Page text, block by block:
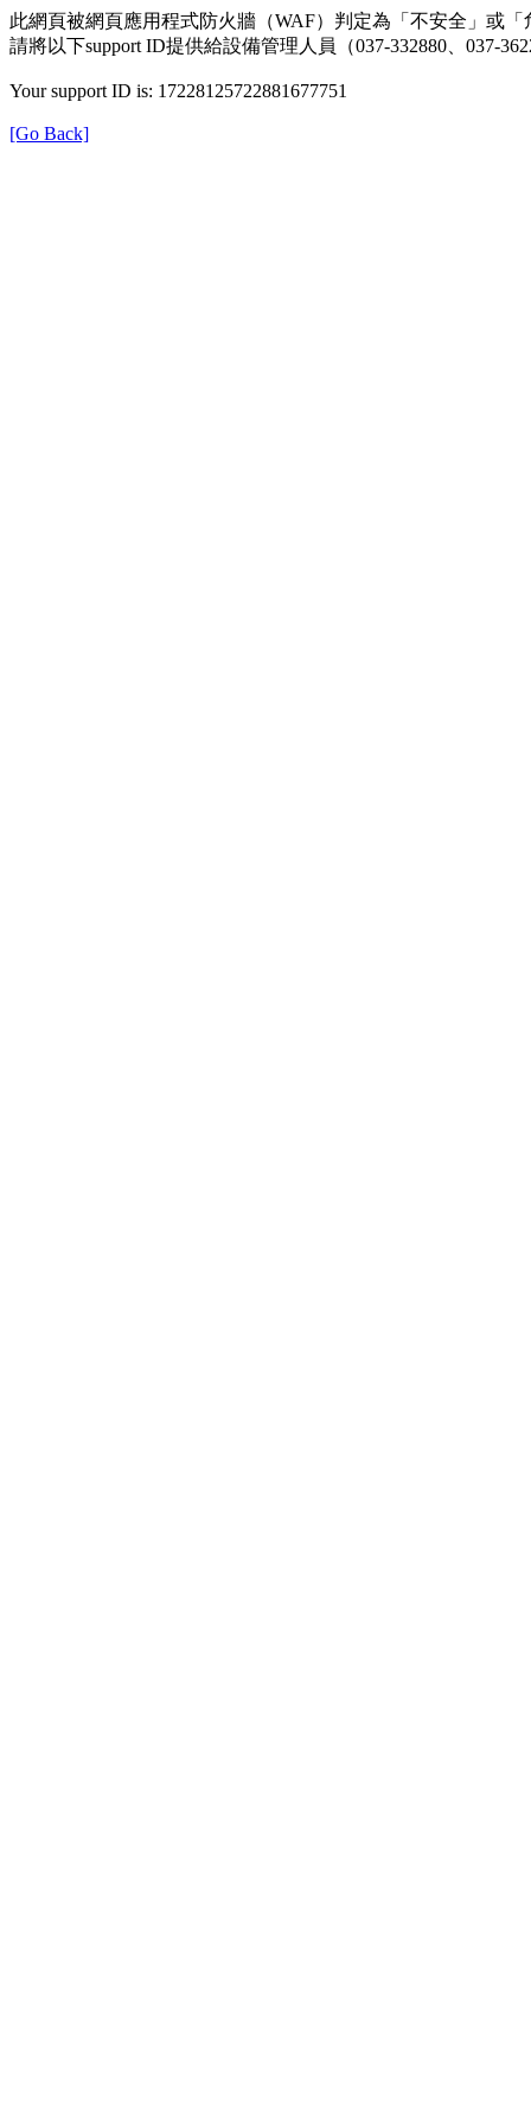
此網頁被網頁應用程式防火牆（WAF）判定為「不安全」或「
請將以下support ID提供給設備管理人員（037-332880、037-
Your support ID is: 17228125722881677751
[Go Back]